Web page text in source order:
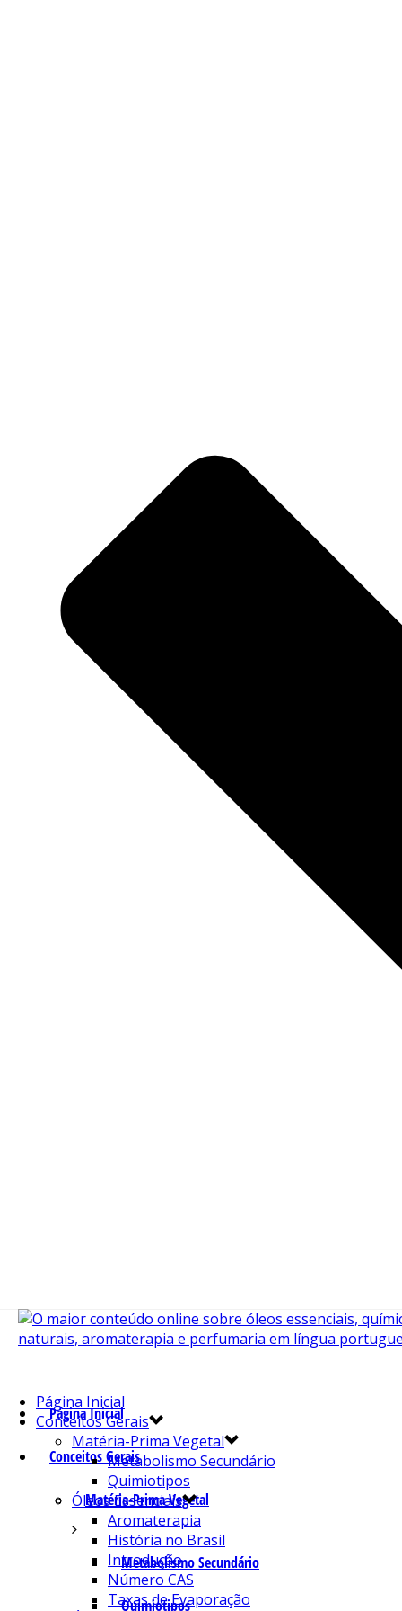
Página Inicial
Conceitos Gerais
Matéria-Prima Vegetal
Metabolismo Secundário
Quimiotipos
Página Inicial
Conceitos Gerais
Matéria-Prima Vegetal
Metabolismo Secundário
Quimiotipos
Óleos Essenciais
Aromaterapia
História no Brasil
Introdução
Número CAS
Taxas de Evaporação